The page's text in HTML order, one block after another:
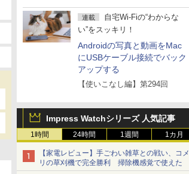
連載
自宅Wi-Fiの“わからな
い”をスッキリ！
Androidの写真と動画をMac
にUSBケーブル接続でバック
アップする
【使いこなし編】第294回
Impress Watchシリーズ 人気記事
1時間 24時間 1週間 1カ月
【家電レビュー】手ごわい雑草との戦い、コメ
リの草刈機で完全勝利 掃除機感覚で使えた